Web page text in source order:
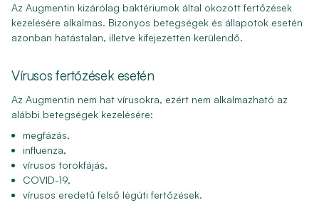
Az Augmentin kizárólag baktériumok által okozott fertőzések
kezelésére alkalmas. Bizonyos betegségek és állapotok esetén
azonban hatástalan, illetve kifejezetten kerülendő.
Vírusos fertőzések esetén
Az Augmentin nem hat vírusokra, ezért nem alkalmazható az
alábbi betegségek kezelésére:
megfázás,
influenza,
vírusos torokfájás,
COVID-19,
vírusos eredetű felső légúti fertőzések.